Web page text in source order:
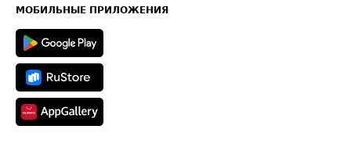
Техническая информация
МОБИЛЬНЫЕ ПРИЛОЖЕНИЯ